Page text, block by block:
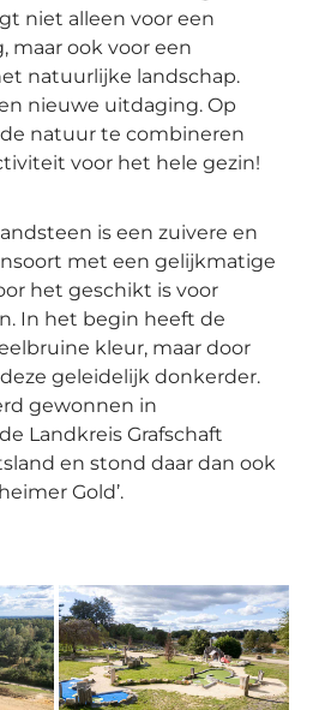
niet alleen voor een
maar ook voor een
natuurlijke landschap.
nieuwe uitdaging. Op
natuur te combineren
voor het hele gezin!
is een zuivere en
met een gelijkmatige
het geschikt is voor
In het begin heeft de
kleur, maar door
geleidelijk donkerder.
gewonnen in
Landkreis Grafschaft
en stond daar dan ook
Gold’.